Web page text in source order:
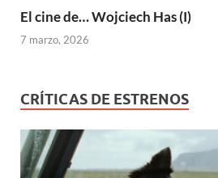
El cine de… Wojciech Has (I)
7 marzo, 2026
CRÍTICAS DE ESTRENOS